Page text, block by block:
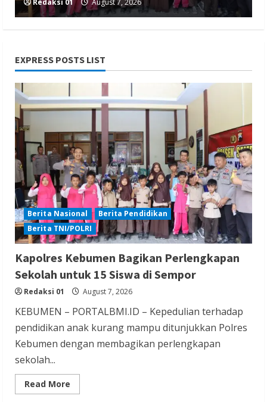
Redaksi 01 August 7, 2026
Penanganan Kasus Penganiayaan yang
Mengakibatkan Korban Meninggal di
Tarogong Kidul
Redaksi 01 August 7, 2026
Berita Hiburan
Berita Lifestyle dan Insurance
Berita Trending
Film Terlaris 2026 Spider Man Brand New
Day Raup Rp 20,6 T dalam Sepekan
Redaksi 01 August 6, 2026
EXPRESS POSTS LIST
Berita Nasional
Berita Pendidikan
Berita TNI/POLRI
Kapolres Kebumen Bagikan Perlengkapan
Sekolah untuk 15 Siswa di Sempor
Redaksi 01 August 7, 2026
KEBUMEN – PORTALBMI.ID – Kepedulian terhadap
pendidikan anak kurang mampu ditunjukkan Polres
Kebumen dengan membagikan perlengkapan
sekolah...
Read More
more